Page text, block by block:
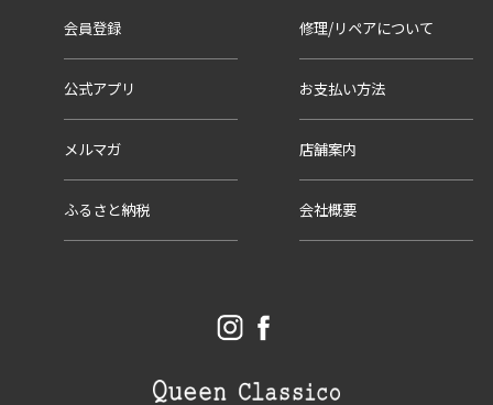
会員登録
公式アプリ
メルマガ
ふるさと納税
修理/リペアについて
お支払い方法
店舗案内
会社概要